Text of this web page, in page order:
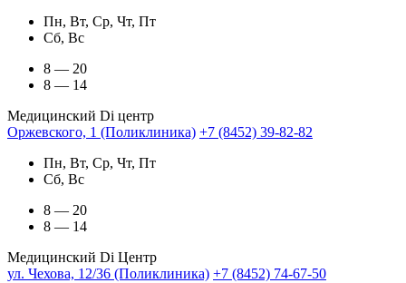
Пн, Вт, Ср, Чт, Пт
Сб, Вс
8 — 20
8 — 14
Медицинский Di центр
Оржевского, 1 (Поликлиника) +7 (8452) 39-82-82
Пн, Вт, Ср, Чт, Пт
Сб, Вс
8 — 20
8 — 14
Медицинский Di Центр
ул. Чехова, 12/36 (Поликлиника) +7 (8452) 74-67-50